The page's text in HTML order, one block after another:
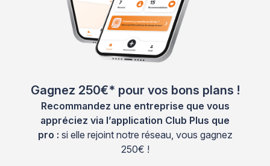
Gagnez 250€* pour vos bons plans !
Recommandez une entreprise que vous
appréciez via l’application Club Plus que
pro : si elle rejoint notre réseau, vous gagnez
250€ !